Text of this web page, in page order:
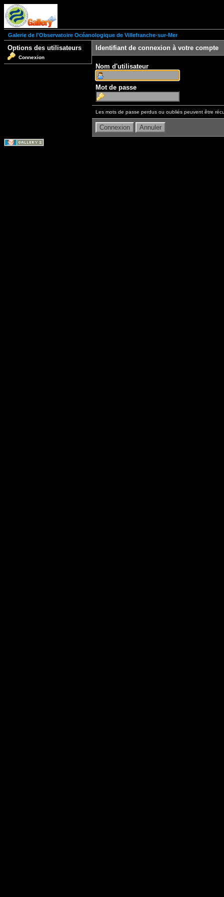
Galerie de l'Observatoire Océanologique de Villefranche-sur-Mer
Options des utilisateurs
Connexion
Identifiant de connexion à votre compte
Nom d'utilisateur
Mot de passe
Les mots de passe perdus ou oubliés peuvent être